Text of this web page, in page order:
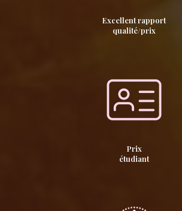
Excellent rapport
qualité/prix
Prix
étudiant